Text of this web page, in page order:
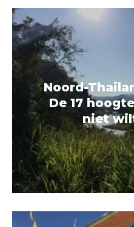
Noord-
De 17
niet